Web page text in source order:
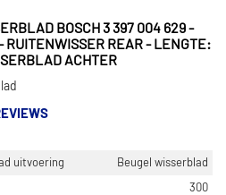
BOSCH 3 397 004 629 -
RUITENWISSER REAR - LENGTE:
ACHTER
uitvoering
Beugel wisserblad
300